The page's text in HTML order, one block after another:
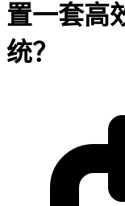
置一套高
统？